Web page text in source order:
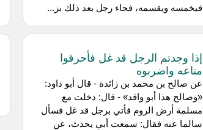
فيخمسه ويقسمه، فجاء رجل بعد ذلك بز...
إذا وجدتم الرجل قد غل فأحرقوا
متاعه واضربوه
عن صالح بن محمد بن زائدة - قال أبو داود:
«وصالح هذا أبو واقد» - قال: دخلت مع
مسلمة أرض الروم فأتي برجل قد غل فسأل
سالما عنه فقال: سمعت أبي يحدث، عن